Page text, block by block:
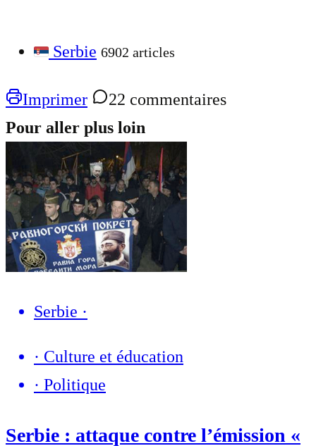
Serbie 6902 articles
Imprimer
22 commentaires
Pour aller plus loin
Serbie ·
· Culture et éducation
· Politique
Serbie : attaque contre l’émission «